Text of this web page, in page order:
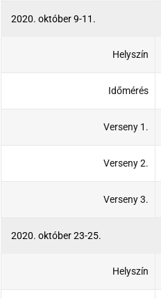
2020. október 9-11.
Helyszín
Időmérés
Verseny 1.
Verseny 2.
Verseny 3.
2020. október 23-25.
Helyszín